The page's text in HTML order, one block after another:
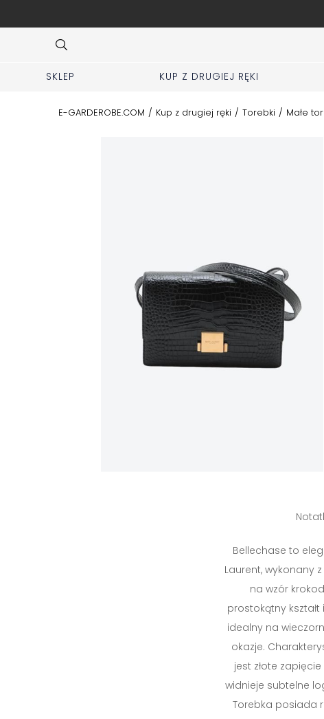
SKLEP KUP Z DRUGIEJ RĘKI
E-GARDEROBE.COM / Kup z drugiej ręki / Torebki / Małe
Bellechase to
Laurent, wykonany
na wzór
prostokątny
idealny na
okazje.
jest złote
widnieje subtelne
Torebka posiada